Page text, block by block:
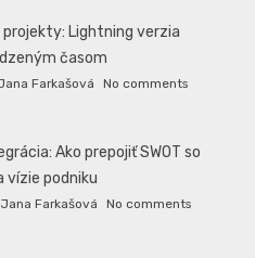
projekty: Lightning verzia
časom
Farkašová No comments
Ako prepojiť SWOT so
vízie podniku
Jana Farkašová No comments